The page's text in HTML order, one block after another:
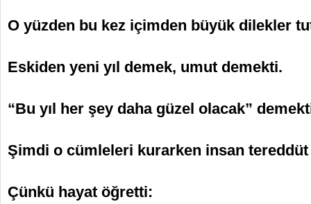
O yüzden bu kez içimden büyük dilekler
Eskiden yeni yıl demek, umut demekti.
“Bu yıl her şey daha güzel olacak”
Şimdi o cümleleri kurarken insan
Çünkü hayat öğretti: